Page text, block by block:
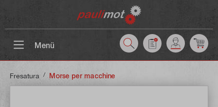
Menü
Fresatura / Morse per macchine